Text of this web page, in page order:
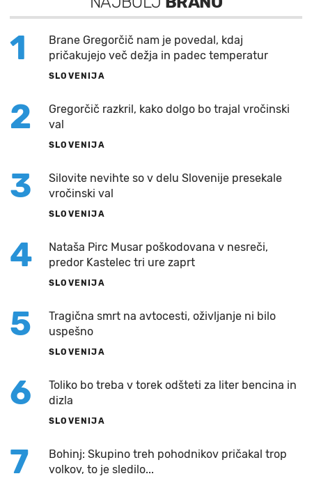
1
Brane Gregorčič nam je povedal, kdaj
pričakujejo več dežja in padec temperatur
SLOVENIJA
2
Gregorčič razkril, kako dolgo bo trajal vročinski
val
SLOVENIJA
3
Silovite nevihte so v delu Slovenije presekale
vročinski val
SLOVENIJA
4
Nataša Pirc Musar poškodovana v nesreči,
predor Kastelec tri ure zaprt
SLOVENIJA
5
Tragična smrt na avtocesti, oživljanje ni bilo
uspešno
SLOVENIJA
6
Toliko bo treba v torek odšteti za liter bencina in
dizla
SLOVENIJA
7
Bohinj: Skupino treh pohodnikov pričakal trop
volkov, to je sledilo...